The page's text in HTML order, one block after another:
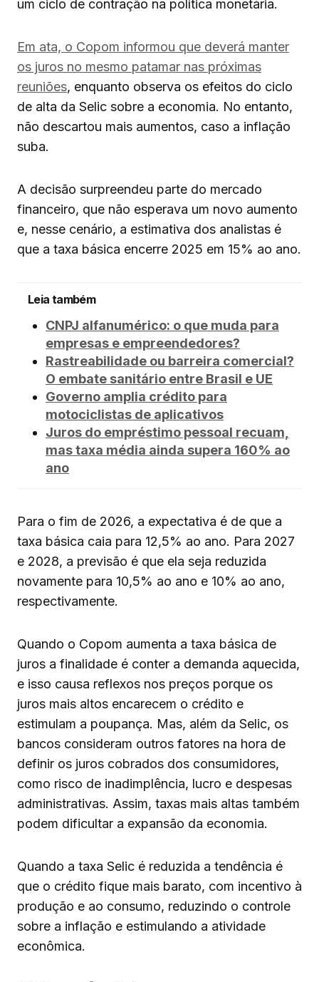
um ciclo de contração na política monetária.
Em ata, o Copom informou que deverá manter
os juros no mesmo patamar nas próximas
reuniões, enquanto observa os efeitos do ciclo
de alta da Selic sobre a economia. No entanto,
não descartou mais aumentos, caso a inflação
suba.
A decisão surpreendeu parte do mercado
financeiro, que não esperava um novo aumento
e, nesse cenário, a estimativa dos analistas é
que a taxa básica encerre 2025 em 15% ao ano.
Leia também
CNPJ alfanumérico: o que muda para
empresas e empreendedores?
Rastreabilidade ou barreira comercial?
O embate sanitário entre Brasil e UE
Governo amplia crédito para
motociclistas de aplicativos
Juros do empréstimo pessoal recuam,
mas taxa média ainda supera 160% ao
ano
Para o fim de 2026, a expectativa é de que a
taxa básica caia para 12,5% ao ano. Para 2027
e 2028, a previsão é que ela seja reduzida
novamente para 10,5% ao ano e 10% ao ano,
respectivamente.
Quando o Copom aumenta a taxa básica de
juros a finalidade é conter a demanda aquecida,
e isso causa reflexos nos preços porque os
juros mais altos encarecem o crédito e
estimulam a poupança. Mas, além da Selic, os
bancos consideram outros fatores na hora de
definir os juros cobrados dos consumidores,
como risco de inadimplência, lucro e despesas
administrativas. Assim, taxas mais altas também
podem dificultar a expansão da economia.
Quando a taxa Selic é reduzida a tendência é
que o crédito fique mais barato, com incentivo à
produção e ao consumo, reduzindo o controle
sobre a inflação e estimulando a atividade
econômica.